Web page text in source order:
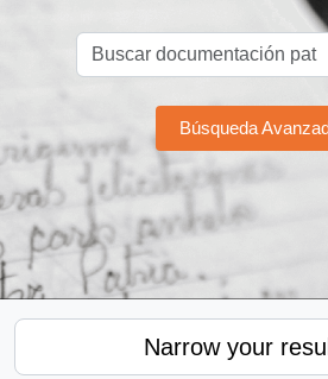
Búsqueda
Narrow your